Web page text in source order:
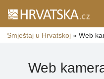
Smještaj u Hrvatskoj » Web
Web